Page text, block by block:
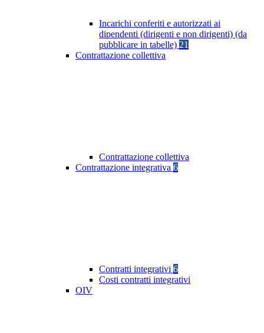
Incarichi conferiti e autorizzati ai
dipendenti (dirigenti e non dirigenti) (da
pubblicare in tabelle) 21
Contrattazione collettiva
Contrattazione collettiva
Contrattazione integrativa 6
Contratti integrativi 6
Costi contratti integrativi
OIV